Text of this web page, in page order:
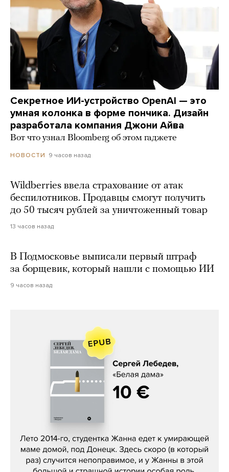
Секретное ИИ-устройство OpenAI — это
умная колонка в форме пончика. Дизайн
разработала компания Джони Айва
Вот что узнал Bloomberg об этом гаджете
НОВОСТИ 9 часов назад
Wildberries ввела страхование от атак
беспилотников. Продавцы смогут получить
до 50 тысяч рублей за уничтоженный товар
13 часов назад
В Подмосковье выписали первый штраф
за борщевик, который нашли с помощью ИИ
9 часов назад
Сергей Лебедев, «Белая дама»